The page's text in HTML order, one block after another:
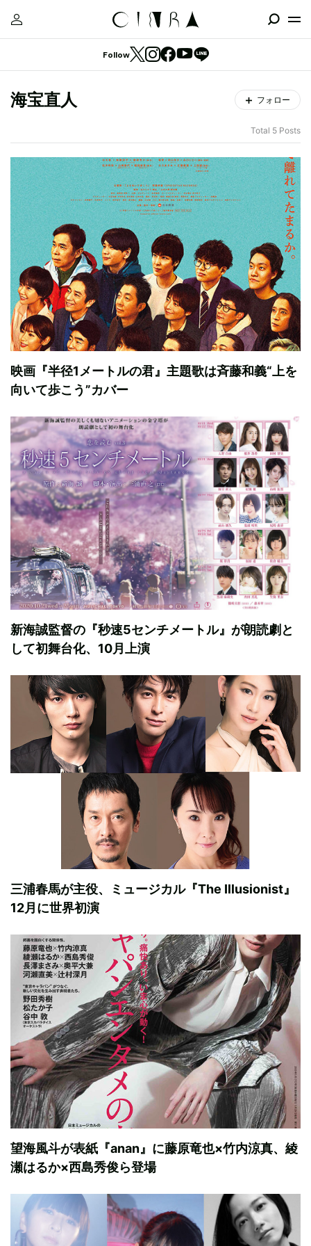
Follow
海宝直人 フォロー
Total 5 Posts
映画『半径1メートルの君』主題歌は斉藤和義“上を
向いて歩こう”カバー
新海誠監督の『秒速5センチメートル』が朗読劇と
して初舞台化、10月上演
三浦春馬が主役、ミュージカル『The Illusionist』
12月に世界初演
望海風斗が表紙『anan』に藤原竜也×竹内涼真、綾
瀬はるか×西島秀俊ら登場